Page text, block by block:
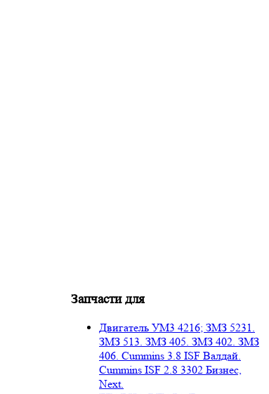
Запчасти для
Двигатель УМ3 4216; ЗМЗ 5231.
ЗМЗ 513. ЗМЗ 405. ЗМЗ 402. ЗМЗ
406. Cummins 3.8 ISF Валдай.
Cummins ISF 2.8 3302 Бизнес,
Next.